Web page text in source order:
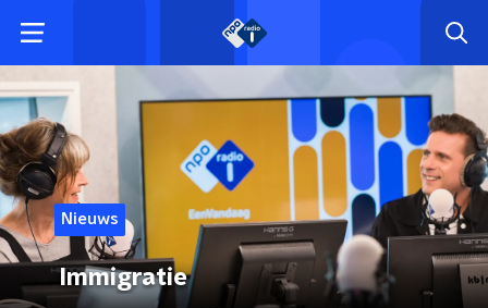
Nieuws
Immigratie